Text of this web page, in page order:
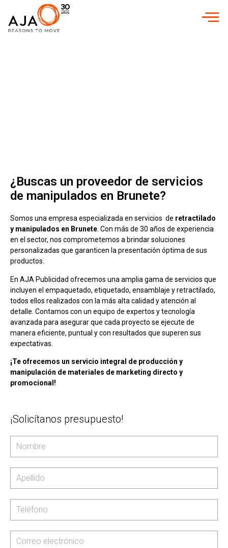
¿Buscas un proveedor de servicios
de manipulados en Brunete?
Somos una empresa especializada en servicios de retractilado
y manipulados en Brunete. Con más de 30 años de experiencia
en el sector, nos comprometemos a brindar soluciones
personalizadas que garanticen la presentación óptima de sus
productos.
En AJA Publicidad ofrecemos una amplia gama de servicios que
incluyen el empaquetado, etiquetado, ensamblaje y retractilado,
todos ellos realizados con la más alta calidad y atención al
detalle. Contamos con un equipo de expertos y tecnología
avanzada para asegurar que cada proyecto se ejecute de
manera eficiente, puntual y con resultados que superen sus
expectativas.
¡Te ofrecemos un servicio integral de producción y
manipulación de materiales de marketing directo y
promocional!
¡Solicítanos presupuesto!